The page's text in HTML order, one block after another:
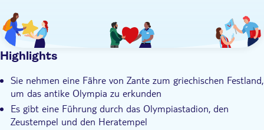
Highlights
Sie nehmen eine Fähre von Zante zum griechischen Festland,
um das antike Olympia zu erkunden
Es gibt eine Führung durch das Olympiastadion, den
Zeustempel und den Heratempel